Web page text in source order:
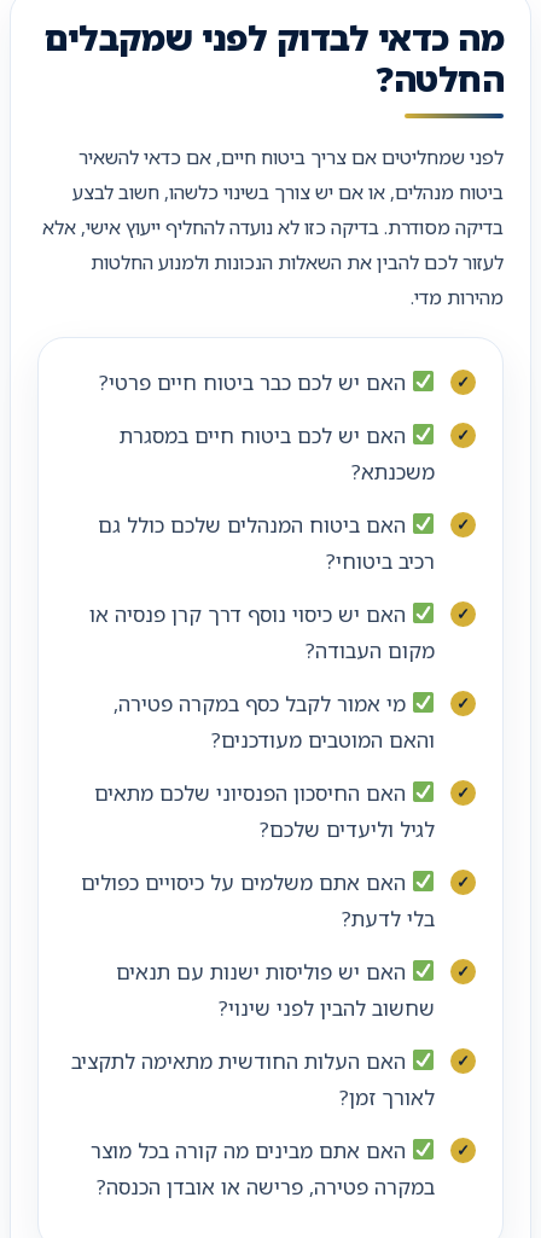
מה כדאי לבדוק לפני שמקבלים
החלטה?
לפני שמחליטים אם צריך ביטוח חיים, אם כדאי להשאיר
ביטוח מנהלים, או אם יש צורך בשינוי כלשהו, חשוב לבצע
בדיקה מסודרת. בדיקה כזו לא נועדה להחליף ייעוץ אישי, אלא
לעזור לכם להבין את השאלות הנכונות ולמנוע החלטות
מהירות מדי.
האם יש לכם כבר ביטוח חיים פרטי?
האם יש לכם ביטוח חיים במסגרת
משכנתא?
האם ביטוח המנהלים שלכם כולל גם
רכיב ביטוחי?
האם יש כיסוי נוסף דרך קרן פנסיה או
מקום העבודה?
מי אמור לקבל כסף במקרה פטירה,
והאם המוטבים מעודכנים?
האם החיסכון הפנסיוני שלכם מתאים
לגיל וליעדים שלכם?
האם אתם משלמים על כיסויים כפולים
בלי לדעת?
האם יש פוליסות ישנות עם תנאים
שחשוב להבין לפני שינוי?
האם העלות החודשית מתאימה לתקציב
לאורך זמן?
האם אתם מבינים מה קורה בכל מוצר
במקרה פטירה, פרישה או אובדן הכנסה?